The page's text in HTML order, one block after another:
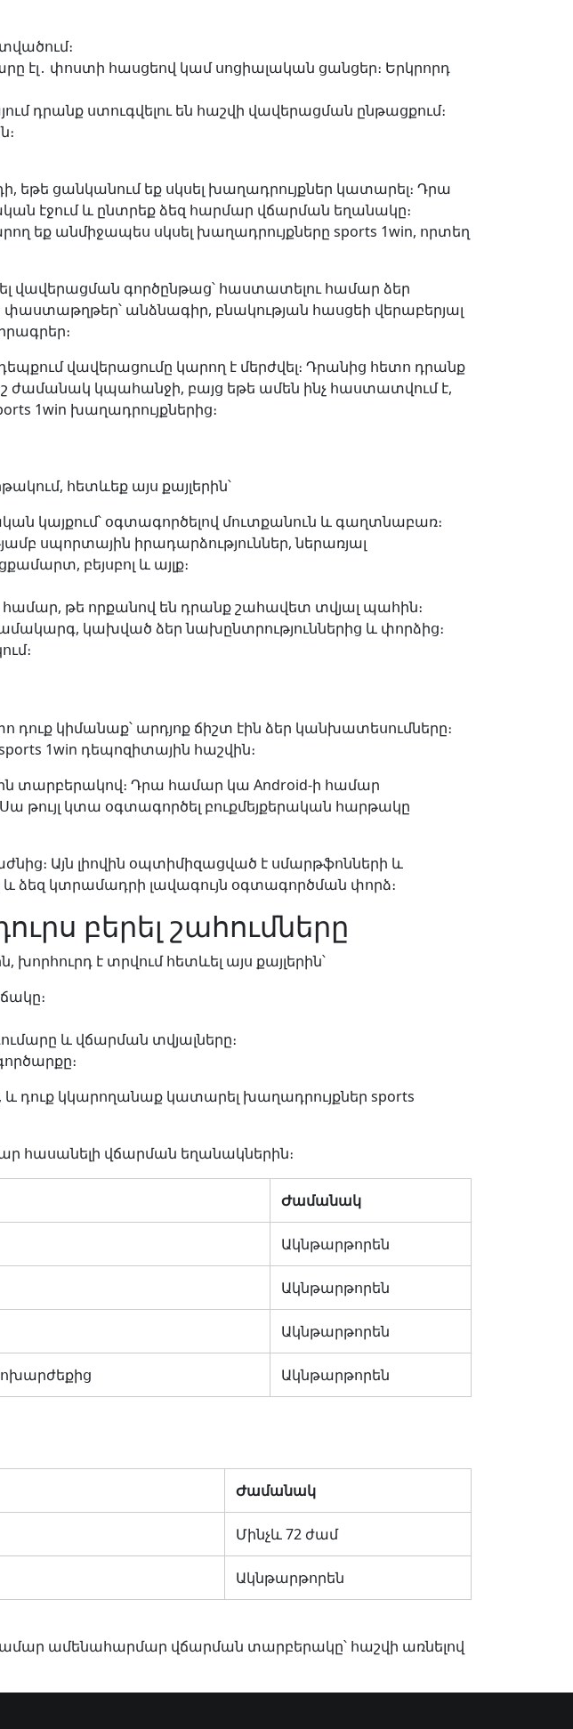
էլ․ փոստի հասցեով կամ սոցիալական ցանցեր։ Երկրորդ
դրանք ստուգվելու են հաշվի վավերացման ընթացքում։
եթե ցանկանում եք սկսել խաղադրույքներ կատարել։ Դրա
էջում և ընտրեք ձեզ հարմար վճարման եղանակը։
եք անմիջապես սկսել խաղադրույքները sports 1win, որտեղ
վավերացման գործընթաց՝ հաստատելու համար ձեր
անձնագիր, բնակության հասցեի վերաբերյալ
վավերացումը կարող է մերժվել։ Դրանից հետո դրանք
ժամանակ կպահանջի, բայց եթե ամեն ինչ հաստատվում է,
1win խաղադրույքներից։
հետևեք այս քայլերին՝
կայքում՝ օգտագործելով մուտքանուն և գաղտնաբառ։
սպորտային իրադարձություններ, ներառյալ
բեյսբոլ և այլք։
թե որքանով են դրանք շահավետ տվյալ պահին։
կախված ձեր նախընտրություններից և փորձից։
դուք կիմանաք՝ արդյոք ճիշտ էին ձեր կանխատեսումները։
1win դեպոզիտային հաշվին։
տարբերակով։ Դրա համար կա Android-ի համար
թույլ կտա օգտագործել բուքմեյքերական հարթակը
Այն լիովին օպտիմիզացված է սմարթֆոնների և
ձեզ կտրամադրի լավագույն օգտագործման փորձ։
բերել շահումները
է տրվում հետևել այս քայլերին՝
և վճարման տվյալները։
դուք կկարողանաք կատարել խաղադրույքներ sports
հասանելի վճարման եղանակներին։
Ժամանակ
Ակնթարթորեն
Ակնթարթորեն
Ակնթարթորեն
Ակնթարթորեն
Ժամանակ
Մինչև 72 ժամ
Ակնթարթորեն
համար ամենահարմար վճարման տարբերակը՝ հաշվի առնելով